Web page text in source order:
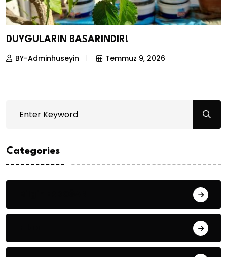
DUYGULARIN BASARINDIR!
BY-Adminhuseyin Temmuz 9, 2026
Categories